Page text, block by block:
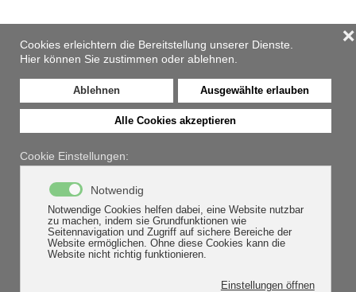
Cookies erleichtern die Bereitstellung unserer Dienste.
Hier können Sie zustimmen oder ablehnen.
Ablehnen Ausgewählte erlauben
Alle Cookies akzeptieren
❌
Cookie Einstellungen:
Notwendig
Notwendige Cookies helfen dabei, eine Website nutzbar
zu machen, indem sie Grundfunktionen wie
Seitennavigation und Zugriff auf sichere Bereiche der
Website ermöglichen. Ohne diese Cookies kann die
Website nicht richtig funktionieren.
Einstellungen öffnen
Zum Hauptinhalt springen
Beratung
HOME BERATUNG
Schreiben Sie uns. Wir freuen uns auf Sie und auf
ein kostenloses Erstgespräch für Ihren